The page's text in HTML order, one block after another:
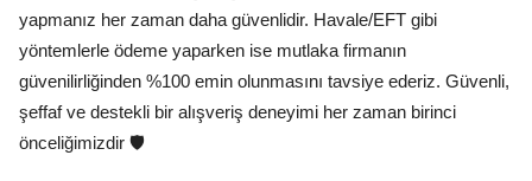
yapmanız her zaman daha güvenlidir. Havale/EFT gibi
yöntemlerle ödeme yaparken ise mutlaka firmanın
güvenilirliğinden %100 emin olunmasını tavsiye ederiz. Güvenli,
şeffaf ve destekli bir alışveriş deneyimi her zaman birinci
önceliğimizdir 🛡️